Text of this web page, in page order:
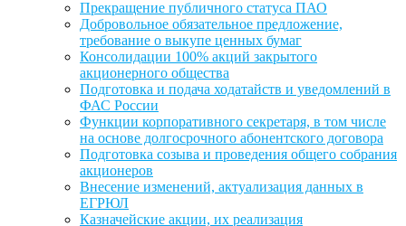
Прекращение публичного статуса ПАО
Добровольное обязательное предложение,
требование о выкупе ценных бумаг
Консолидации 100% акций закрытого
акционерного общества
Подготовка и подача ходатайств и уведомлений в
ФАС России
Функции корпоративного секретаря, в том числе
на основе долгосрочного абонентского договора
Подготовка созыва и проведения общего собрания
акционеров
Внесение изменений, актуализация данных в
ЕГРЮЛ
Казначейские акции, их реализация